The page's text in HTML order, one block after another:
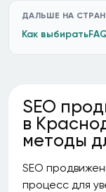
ДАЛЬШЕ НА
Как выбирать
SEO
в
методы
SEO
процесс для